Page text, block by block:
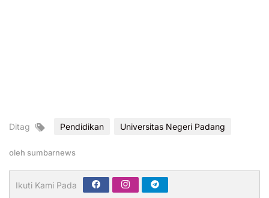
Ditag Pendidikan Universitas Negeri Padang
oleh sumbarnews
Ikuti Kami Pada